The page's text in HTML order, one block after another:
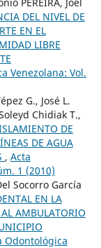
DEL NIVEL DE
EN EL
LIBRE
Venezolana: Vol.
G., José L.
Chidiak T.,
DE
DE AGUA
, Acta
1 (2010)
Socorro García
EN LA
AMBULATORIO
Odontológica